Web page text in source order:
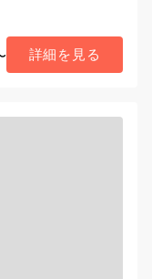
詳細を見る